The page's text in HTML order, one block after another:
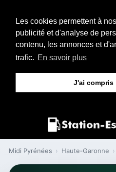
Les cookies permettent à
publicité et d'analyse de
contenu, les annonces et
trafic. En savoir plus
J'ai compris
Midi Pyrénées › Haute-Garonne ›